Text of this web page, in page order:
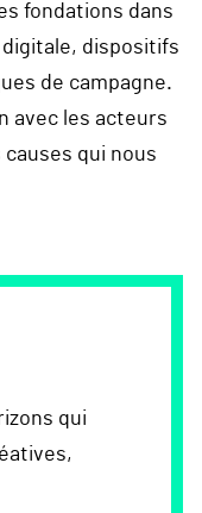
fondations dans
dispositifs
de campagne.
avec les acteurs
qui nous
qui